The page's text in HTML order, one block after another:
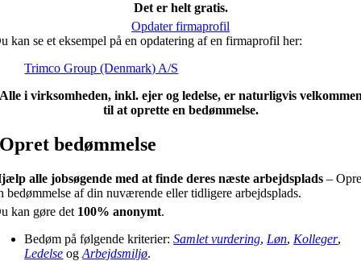
Det er helt gratis.
Opdater firmaprofil
kan se et eksempel på en opdatering af en firmaprofil her:
Trimco Group (Denmark) A/S
i virksomheden, inkl. ejer og ledelse, er naturligvis
til at oprette en bedømmelse.
Opret bedømmelse
alle jobsøgende med at finde deres næste arbejdsplads –
bedømmelse af din nuværende eller tidligere arbejdsplads.
kan gøre det 100% anonymt.
Bedøm på følgende kriterier:Samlet vurdering, Løn, Kolleger,
Ledelse ogArbejdsmiljø.